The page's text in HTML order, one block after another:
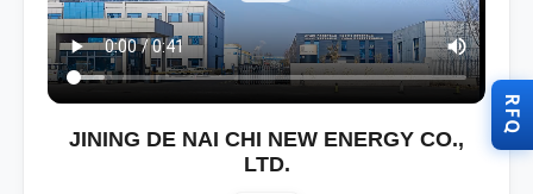
JINING DE NAI CHI NEW ENERGY CO.,
LTD.
RFQ